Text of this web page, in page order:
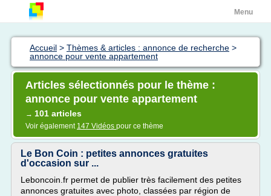
Menu
Accueil > Thèmes & articles : annonce de recherche >
annonce pour vente appartement
Articles sélectionnés pour le thème :
annonce pour vente appartement
→ 101 articles
Voir également 147 Vidéos pour ce thème
Le Bon Coin : petites annonces gratuites
d'occasion sur ...
Leboncoin.fr permet de publier très facilement des petites
annonces gratuites avec photo, classées par région de